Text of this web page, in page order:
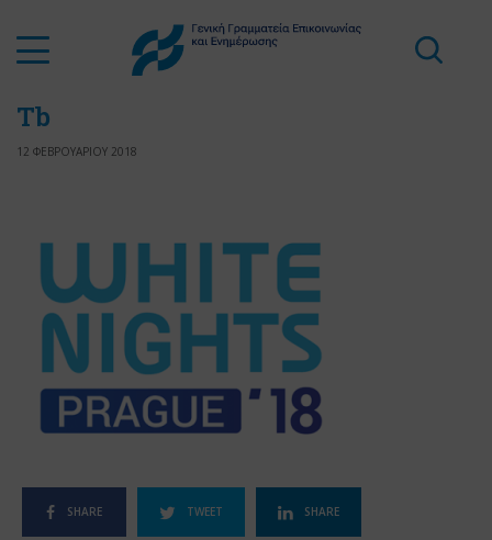
Tb
12 ΦΕΒΡΟΥΑΡΙΟΥ 2018
SHARE TWEET SHARE